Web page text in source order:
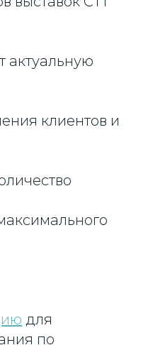
актуальную
клиентов и
для
по